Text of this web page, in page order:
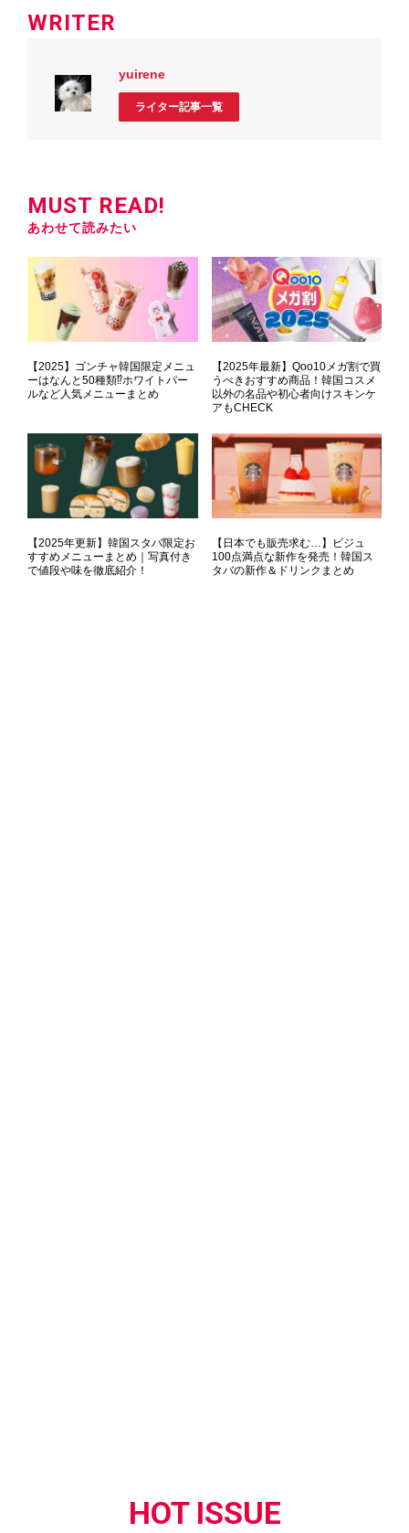
WRITER
yuirene
ライター記事一覧
MUST READ!
あわせて読みたい
【2025】ゴンチャ韓国限定メニュ
ーはなんと50種類⁉ホワイトパー
ルなど人気メニューまとめ
【2025年最新】Qoo10メガ割で買
うべきおすすめ商品！韓国コスメ
以外の名品や初心者向けスキンケ
アもCHECK
【2025年更新】韓国スタバ限定お
すすめメニューまとめ｜写真付き
で値段や味を徹底紹介！
【日本でも販売求む…】ビジュ
100点満点な新作を発売！韓国ス
タバの新作＆ドリンクまとめ
HOT ISSUE